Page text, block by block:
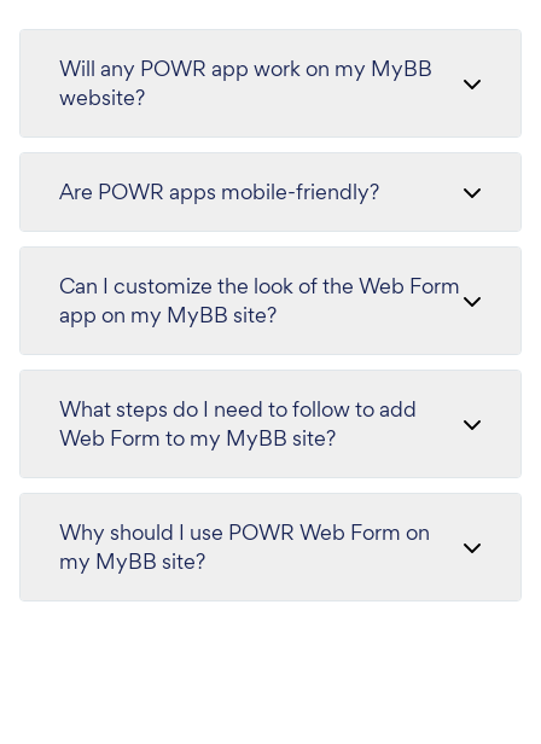
Will any POWR app work on my MyBB
website?
Are POWR apps mobile-friendly?
Can I customize the look of the Web Form
app on my MyBB site?
What steps do I need to follow to add
Web Form to my MyBB site?
Why should I use POWR Web Form on
my MyBB site?